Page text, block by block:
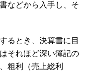
などから入手し、そ
るとき、決算書に目
それほど深い簿記の
粗利（売上総利